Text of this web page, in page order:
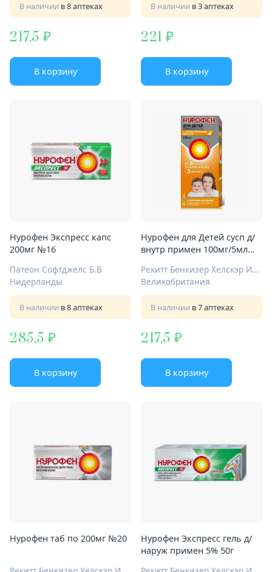
В наличии в 8 аптеках
217,5
В корзину
В наличии в 3 аптеках
221
В корзину
Нурофен Экспресс капс
200мг №16
Патеон Софтджелс Б.В
Нидерланды
В наличии в 8 аптеках
285,5
В корзину
Нурофен для Детей сусп д/
внутр примен 100мг/5мл
Рекитт Бенкизер Хелскэр Интернешнл Лтд
Великобритания
В наличии в 7 аптеках
217,5
В корзину
Нурофен таб по 200мг №20
Нурофен Экспресс гель д/
наруж примен 5% 50г